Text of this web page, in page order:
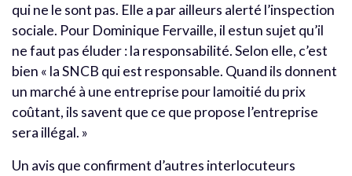
qui ne le sont pas. Elle a par ailleurs alerté l’inspection
sociale. Pour Dominique Fervaille, il estun sujet qu’il
ne faut pas éluder : la responsabilité. Selon elle, c’est
bien « la SNCB qui est responsable. Quand ils donnent
un marché à une entreprise pour lamoitié du prix
coûtant, ils savent que ce que propose l’entreprise
sera illégal. »
Un avis que confirment d’autres interlocuteurs